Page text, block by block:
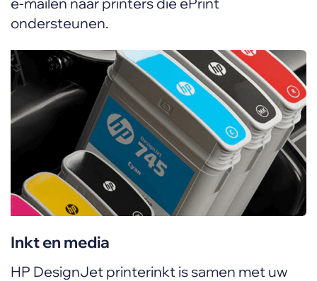
ondersteunen.
Inkt en media
HP DesignJet printerinkt is samen met uw